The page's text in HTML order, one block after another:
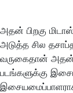
அதன் பிறகு
அடுத்த சில
வருகைதான் அதன்
படங்களுக்கு